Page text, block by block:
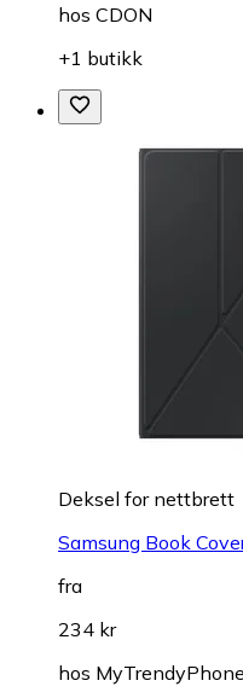
hos CDON
+1 butikk
Deksel for nettbrett
Samsung Book
fra
234 kr
hos MyTrendyPhone